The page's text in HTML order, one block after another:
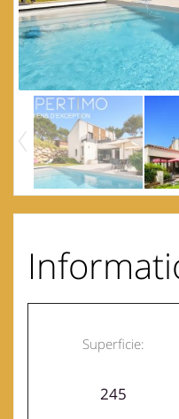
Superficie:
245